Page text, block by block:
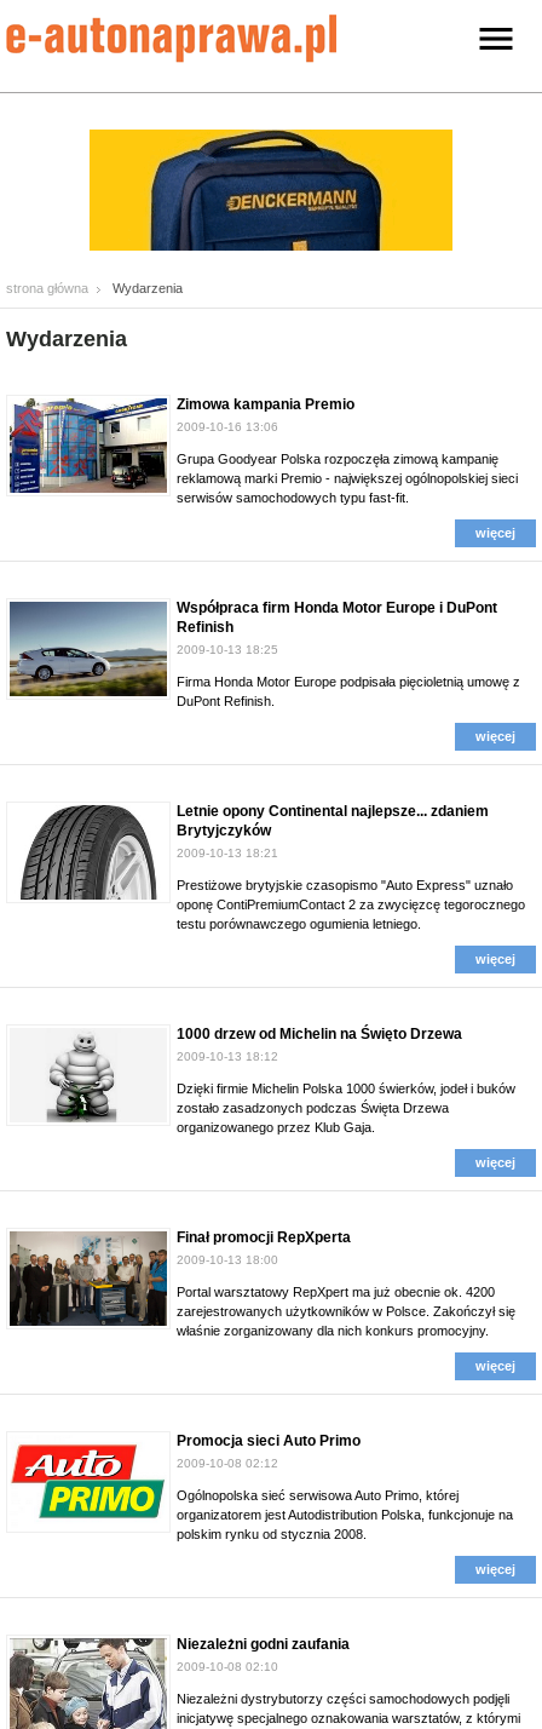
strona główna Wydarzenia
Wydarzenia
Zimowa kampania Premio
2009-10-16 13:06
Grupa Goodyear Polska rozpoczęła zimową kampanię
reklamową marki Premio - największej ogólnopolskiej sieci
serwisów samochodowych typu fast-fit.
więcej
Współpraca firm Honda Motor Europe i DuPont
Refinish
2009-10-13 18:25
Firma Honda Motor Europe podpisała pięcioletnią umowę z
DuPont Refinish.
więcej
Letnie opony Continental najlepsze... zdaniem
Brytyjczyków
2009-10-13 18:21
Prestiżowe brytyjskie czasopismo "Auto Express" uznało
oponę ContiPremiumContact 2 za zwycięzcę tegorocznego
testu porównawczego ogumienia letniego.
więcej
1000 drzew od Michelin na Święto Drzewa
2009-10-13 18:12
Dzięki firmie Michelin Polska 1000 świerków, jodeł i buków
zostało zasadzonych podczas Święta Drzewa
organizowanego przez Klub Gaja.
więcej
Finał promocji RepXperta
2009-10-13 18:00
Portal warsztatowy RepXpert ma już obecnie ok. 4200
zarejestrowanych użytkowników w Polsce. Zakończył się
właśnie zorganizowany dla nich konkurs promocyjny.
więcej
Promocja sieci Auto Primo
2009-10-08 02:12
Ogólnopolska sieć serwisowa Auto Primo, której
organizatorem jest Autodistribution Polska, funkcjonuje na
polskim rynku od stycznia 2008.
więcej
Niezależni godni zaufania
2009-10-08 02:10
Niezależni dystrybutorzy części samochodowych podjęli
inicjatywę specjalnego oznakowania warsztatów, z którymi